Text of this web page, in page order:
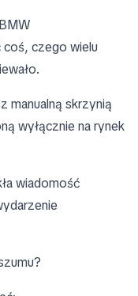
czego wielu
manualną skrzynią
wyłącznie na rynek
wiadomość